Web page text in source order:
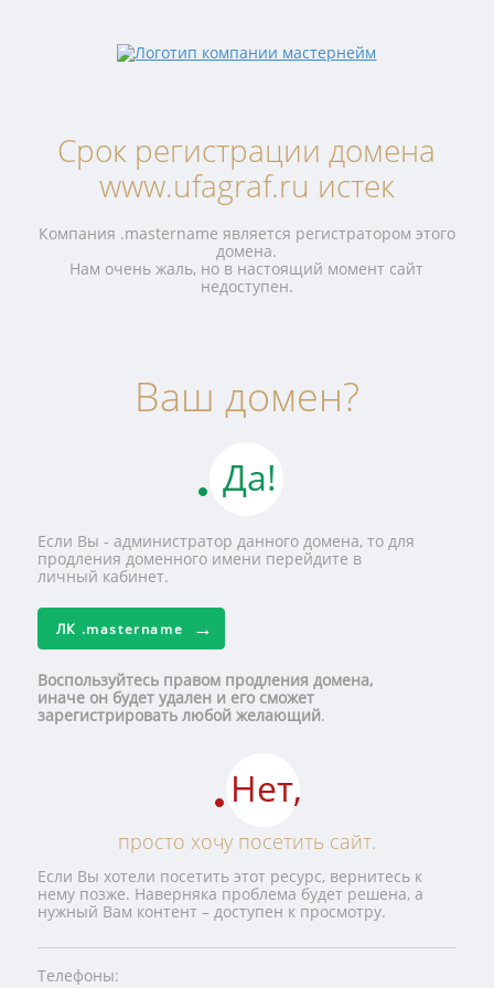
Срок регистрации домена
www.ufagraf.ru истек
Компания .mastername является регистратором этого
домена.
Нам очень жаль, но в настоящий момент сайт
недоступен.
Ваш домен?
Да!
Если Вы - администратор данного домена, то для
продления доменного имени перейдите в
личный кабинет.
ЛК .mastername
Воспользуйтесь правом продления домена,
иначе он будет удален и его сможет
зарегистрировать любой желающий.
Нет,
просто хочу посетить сайт.
Если Вы хотели посетить этот ресурс, вернитесь к
нему позже. Наверняка проблема будет решена, а
нужный Вам контент – доступен к просмотру.
Телефоны: